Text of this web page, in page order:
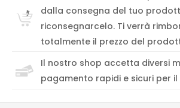
dalla consegna del tuo
riconsegnarcelo. Ti verrà
totalmente il prezzo del
Il nostro shop accetta diversi
pagamento rapidi e sicuri per